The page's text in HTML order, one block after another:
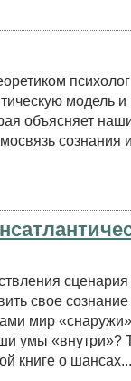
модель и
объясняет
сознания
свое сознание
мир
умы «внутри»?
книге о шансах...